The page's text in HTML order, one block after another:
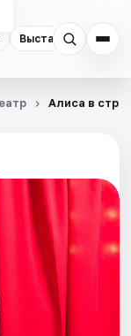
Выставки
Алиса в